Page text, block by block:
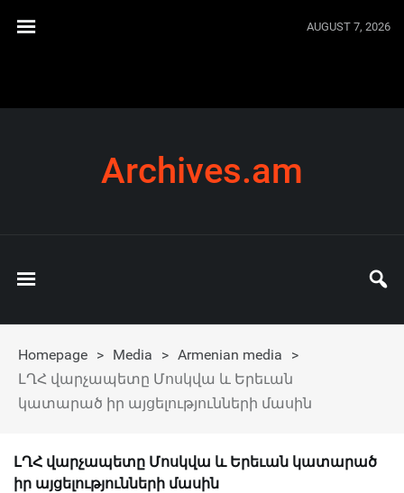
AUGUST 7, 2026
Archives.am
Homepage > Media > Armenian media
>
ԼՂՀ վարչապետը Մոսկվա և Երեւան
կատարած իր այցելությունների մասին
ԼՂՀ վարչապետը Մոսկվա և Երեւան կատարած
իր այցելությունների մասին